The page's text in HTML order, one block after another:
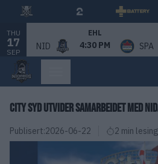
THU
17
SEP
EHL
NID 4:30 PM SPA
CITY SYD UTVIDER SAMARBEIDET MED
Publisert:2026-06-22 2 min lesing